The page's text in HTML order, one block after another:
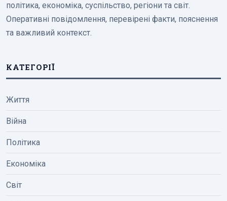
політика, економіка, суспільство, регіони та світ.
Оперативні повідомлення, перевірені факти, пояснення
та важливий контекст.
КАТЕГОРІЇ
Життя
Війна
Політика
Економіка
Світ